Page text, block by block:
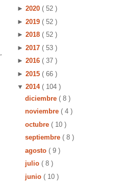
► 2020 ( 52 )
► 2019 ( 52 )
► 2018 ( 52 )
► 2017 ( 53 )
► 2016 ( 37 )
► 2015 ( 66 )
▼ 2014 ( 104 )
diciembre ( 8 )
noviembre ( 4 )
octubre ( 10 )
septiembre ( 8 )
agosto ( 9 )
julio ( 8 )
junio ( 10 )